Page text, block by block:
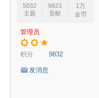
5032
主题
9823
贡献
1万
金币
管理员
积分 9832
发消息